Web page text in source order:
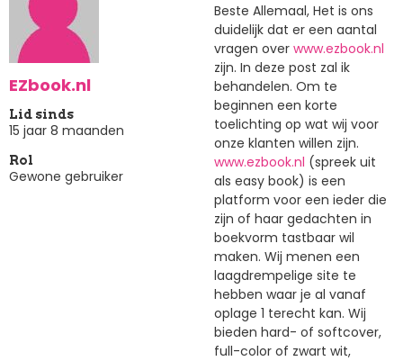
EZbook.nl
Lid sinds
15 jaar 8 maanden
Rol
Gewone gebruiker
Beste Allemaal, Het is ons
duidelijk dat er een aantal
vragen over www.ezbook.nl
zijn. In deze post zal ik
behandelen. Om te
beginnen een korte
toelichting op wat wij voor
onze klanten willen zijn.
www.ezbook.nl (spreek uit
als easy book) is een
platform voor een ieder die
zijn of haar gedachten in
boekvorm tastbaar wil
maken. Wij menen een
laagdrempelige site te
hebben waar je al vanaf
oplage 1 terecht kan. Wij
bieden hard- of softcover,
full-color of zwart wit,